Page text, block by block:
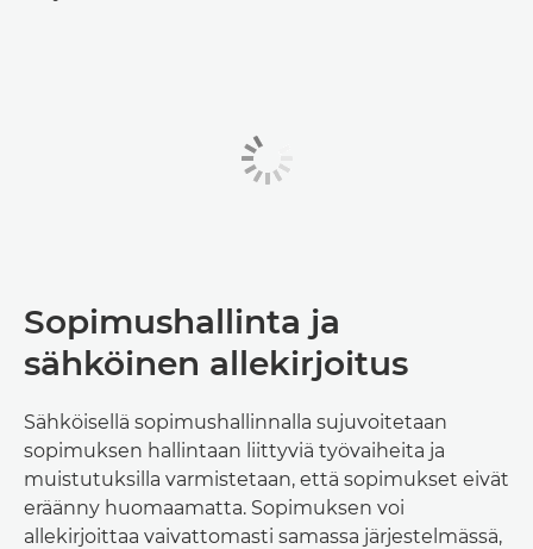
Sopimushallinta ja
sähköinen allekirjoitus
Sähköisellä sopimushallinnalla sujuvoitetaan
sopimuksen hallintaan liittyviä työvaiheita ja
muistutuksilla varmistetaan, että sopimukset eivät
eräänny huomaamatta. Sopimuksen voi
allekirjoittaa vaivattomasti samassa järjestelmässä,